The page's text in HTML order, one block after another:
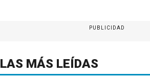
PUBLICIDAD
LAS MÁS LEÍDAS